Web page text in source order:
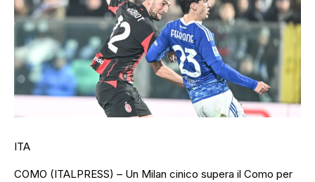
ITA
COMO (ITALPRESS) – Un Milan cinico supera il Como per